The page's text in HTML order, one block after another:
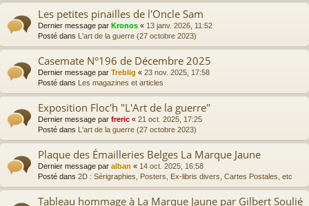
Les petites pinailles de l'Oncle Sam
Dernier message par Kronos « 13 janv. 2026, 11:52
Posté dans L'art de la guerre (27 octobre 2023)
Casemate N°196 de Décembre 2025
Dernier message par Treblig « 23 nov. 2025, 17:58
Posté dans Les magazines et articles
Exposition Floc'h "L'Art de la guerre"
Dernier message par freric « 21 oct. 2025, 17:25
Posté dans L'art de la guerre (27 octobre 2023)
Plaque des Émailleries Belges La Marque Jaune
Dernier message par alban « 14 oct. 2025, 16:58
Posté dans 2D : Sérigraphies, Posters, Ex-libris divers, Cartes Postales, etc
Tableau hommage à La Marque Jaune par Gilbert Soulié